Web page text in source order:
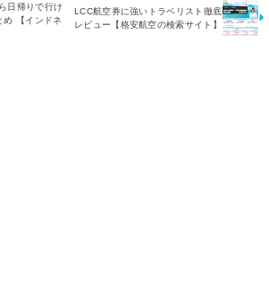
日帰りで行け
め 【インドネ
LCC航空券に強いトラベリスト徹底
レビュー【格安航空の検索サイト】